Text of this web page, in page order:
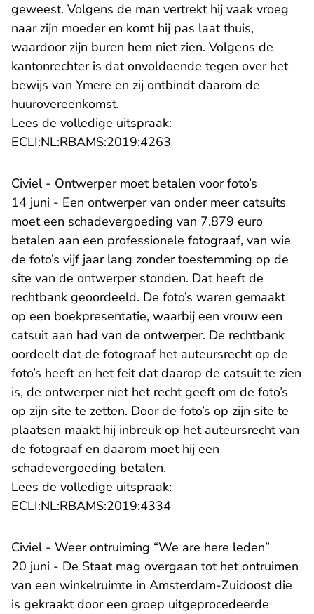
geweest. Volgens de man vertrekt hij vaak vroeg
naar zijn moeder en komt hij pas laat thuis,
waardoor zijn buren hem niet zien. Volgens de
kantonrechter is dat onvoldoende tegen over het
bewijs van Ymere en zij ontbindt daarom de
huurovereenkomst.
Lees de volledige uitspraak:
ECLI:NL:RBAMS:2019:4263
Civiel - Ontwerper moet betalen voor foto’s
14 juni - Een ontwerper van onder meer catsuits
moet een schadevergoeding van 7.879 euro
betalen aan een professionele fotograaf, van wie
de foto’s vijf jaar lang zonder toestemming op de
site van de ontwerper stonden. Dat heeft de
rechtbank geoordeeld. De foto’s waren gemaakt
op een boekpresentatie, waarbij een vrouw een
catsuit aan had van de ontwerper. De rechtbank
oordeelt dat de fotograaf het auteursrecht op de
foto’s heeft en het feit dat daarop de catsuit te zien
is, de ontwerper niet het recht geeft om de foto’s
op zijn site te zetten. Door de foto’s op zijn site te
plaatsen maakt hij inbreuk op het auteursrecht van
de fotograaf en daarom moet hij een
schadevergoeding betalen.
Lees de volledige uitspraak:
ECLI:NL:RBAMS:2019:4334- U verlaat
Civiel - Weer ontruiming “We are here leden”
20 juni - De Staat mag overgaan tot het ontruimen
van een winkelruimte in Amsterdam-Zuidoost die
is gekraakt door een groep uitgeprocedeerde